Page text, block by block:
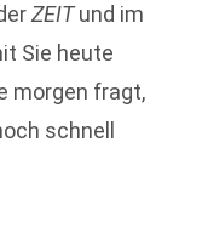
ZEITund im
Sie heute
morgen fragt,
schnell